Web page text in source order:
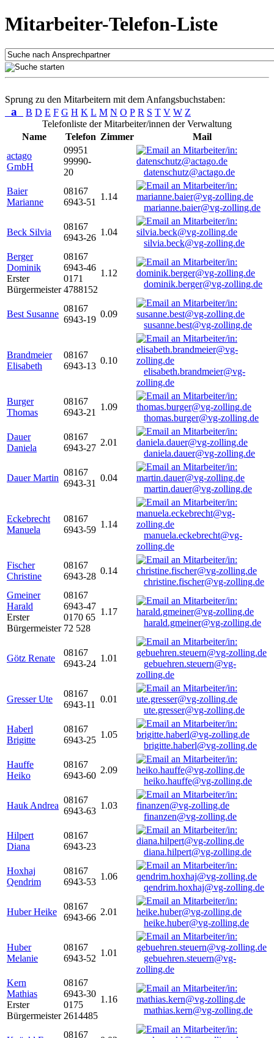
Mitarbeiter-Telefon-Liste
Sprung zu den Mitarbeitern mit dem Anfangsbuchstaben:
a B D E F G H K L M N O P R S T V W Z
Telefonliste der Mitarbeiter/innen der Verwaltung
Name
Telefon Zimmer
Mail
actago
GmbH
09951
99990-
20
datenschutz@actago.de
Baier
Marianne
08167
6943-51
1.14
marianne.baier@vg-zolling.de
Beck Silvia
08167
6943-26
1.04
silvia.beck@vg-zolling.de
Berger
Dominik
Erster
Bürgermeister
08167
6943-46
0171
4788152
1.12
dominik.berger@vg-zolling.de
Best Susanne
08167
6943-19
0.09
susanne.best@vg-zolling.de
Brandmeier
Elisabeth
08167
6943-13
0.10
elisabeth.brandmeier@vg-
zolling.de
Burger
Thomas
08167
6943-21
1.09
thomas.burger@vg-zolling.de
Dauer
Daniela
08167
6943-27
2.01
daniela.dauer@vg-zolling.de
Dauer Martin
08167
6943-31
0.04
martin.dauer@vg-zolling.de
Eckebrecht
Manuela
08167
6943-59
1.14
manuela.eckebrecht@vg-
zolling.de
Fischer
Christine
08167
6943-28
0.14
christine.fischer@vg-zolling.de
Gmeiner
Harald
Erster
Bürgermeister
08167
6943-47
0170 65
72 528
1.17
harald.gmeiner@vg-zolling.de
Götz Renate
08167
6943-24
1.01
gebuehren.steuern@vg-
zolling.de
Gresser Ute
08167
6943-11
0.01
ute.gresser@vg-zolling.de
Haberl
Brigitte
08167
6943-25
1.05
brigitte.haberl@vg-zolling.de
Hauffe
Heiko
08167
6943-60
2.09
heiko.hauffe@vg-zolling.de
Hauk Andrea
08167
6943-63
1.03
finanzen@vg-zolling.de
Hilpert
Diana
08167
6943-23
diana.hilpert@vg-zolling.de
Hoxhaj
Qendrim
08167
6943-53
1.06
qendrim.hoxhaj@vg-zolling.de
Huber Heike
08167
6943-66
2.01
heike.huber@vg-zolling.de
Huber
Melanie
08167
6943-52
1.01
gebuehren.steuern@vg-
zolling.de
Kern
Mathias
Erster
Bürgermeister
08167
6943-30
0175
2614485
1.16
mathias.kern@vg-zolling.de
08167